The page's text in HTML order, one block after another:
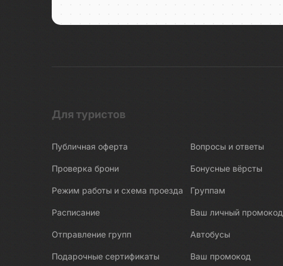
Бобруйск
Богословка
Богота
Бодрум
Бологое
Болото Ельня
Для туристов
Публичная оферта
Проверка брони
Режим работы и схема проезда
Расписание
Отправление групп
Подарочные сертификаты
Вопросы и ответы
Бонусные вёрсты
Группам
Ваш личный промокод
Автобусы
Ваш промокод